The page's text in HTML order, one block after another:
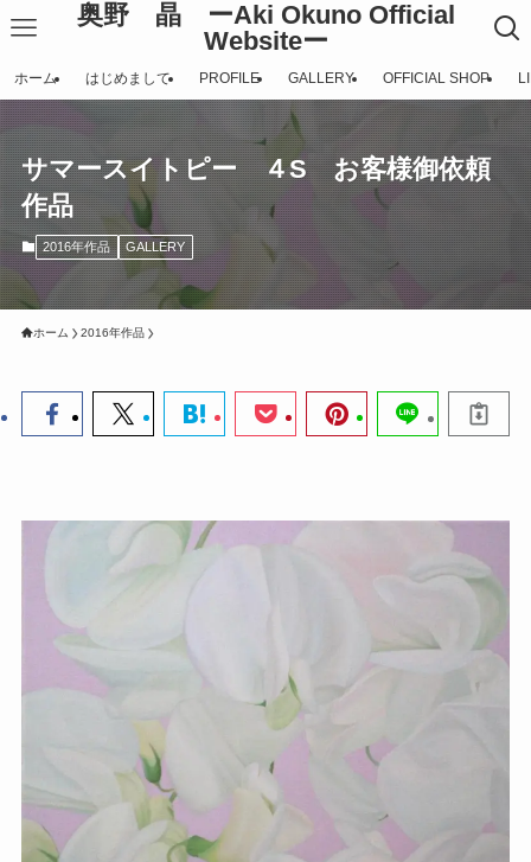
奥野 晶 ーAki Okuno Official
Websiteー
ホーム はじめまして PROFILE GALLERY OFFICIAL SHOP
サマースイトピー ４S お客様御依頼
作品
2016年作品 GALLERY
ホーム 2016年作品